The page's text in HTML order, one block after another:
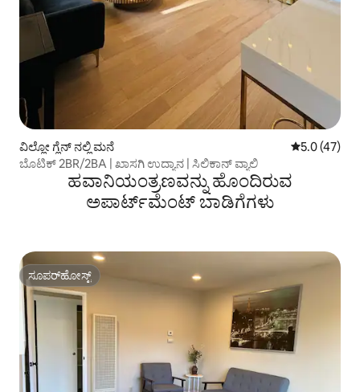
ವಿಲ್ಲೋ ಗ್ಲೆನ್ ನಲ್ಲಿ ಮನೆ 5 ರಲ್ಲಿ 5.0
5.0 (47)
ಬೊಟಿಕ್ 2BR/2BA | ಖಾಸಗಿ ಉದ್ಯಾನ | ಸಿಲಿಕಾನ್ ವ್ಯಾಲಿ
ಹವಾನಿಯಂತ್ರಣವನ್ನು ಹೊಂದಿರುವ
ಅಪಾರ್ಟ್‌ಮೆಂಟ್‌ ಬಾಡಿಗೆಗಳು
ಸೂಪರ್‌ಹೋಸ್ಟ್
ಸೂಪರ್‌ಹೋಸ್ಟ್